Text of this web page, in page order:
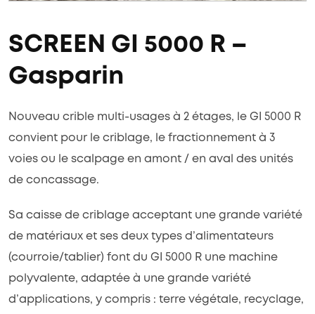
SCREEN GI 5000 R –
Gasparin
Nouveau crible multi-usages à 2 étages, le GI 5000 R
convient pour le criblage, le fractionnement à 3
voies ou le scalpage en amont / en aval des unités
de concassage.
Sa caisse de criblage acceptant une grande variété
de matériaux et ses deux types d’alimentateurs
(courroie/tablier) font du GI 5000 R une machine
polyvalente, adaptée à une grande variété
d’applications, y compris : terre végétale, recyclage,